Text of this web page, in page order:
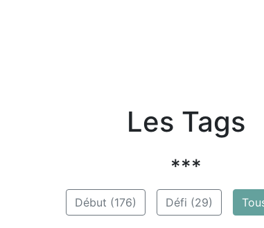
Les Tags
***
Début (176) Défi (29)